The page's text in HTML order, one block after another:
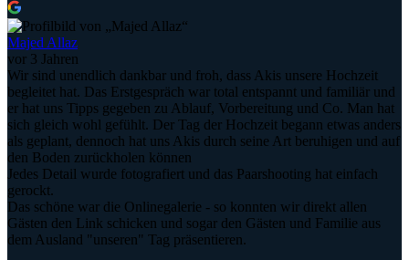
Majed Allaz
vor 3 Jahren
Wir sind unendlich dankbar und froh, dass Akis unsere Hochzeit
begleitet hat. Das Erstgespräch war total entspannt und familiär und
er hat uns Tipps gegeben zu Ablauf, Vorbereitung und Co. Man hat
sich gleich wohl gefühlt. Der Tag der Hochzeit begann etwas anders
als geplant, dennoch hat uns Akis durch seine Art beruhigen und auf
den Boden zurückholen können
Jedes Detail wurde fotografiert und das Paarshooting hat einfach
gerockt.
Das schöne war die Onlinegalerie - so konnten wir direkt allen
Gästen den Link schicken und sogar den Gästen und Familie aus
dem Ausland "unseren" Tag präsentieren.